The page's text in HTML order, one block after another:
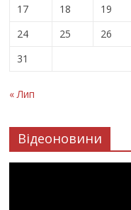
17
18 19
24
25 26
31
« Лип
Відеоновини